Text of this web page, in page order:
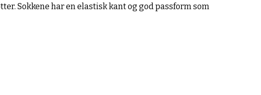
Sokkene har en elastisk kant og god passform som